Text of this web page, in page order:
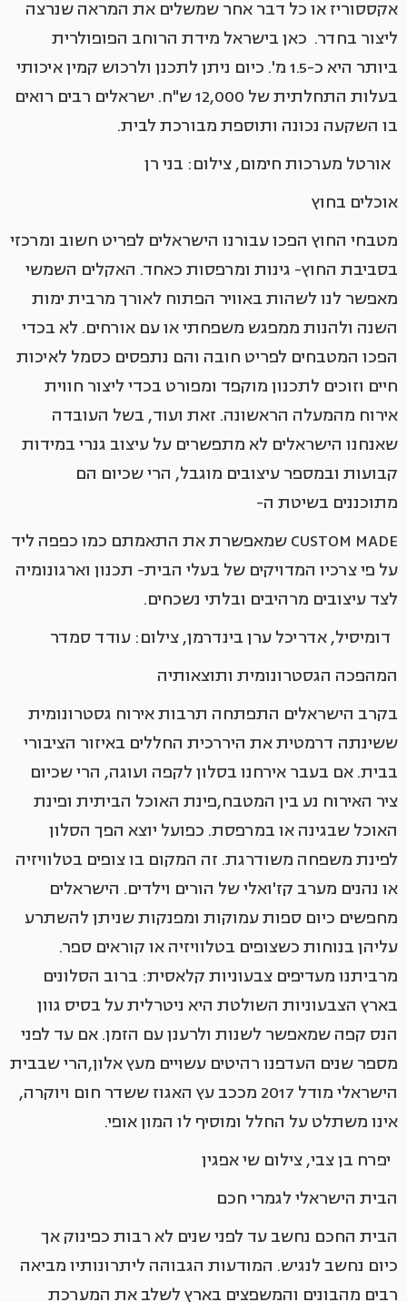
אקססוריז או כל דבר אחר שמשלים את המראה שנרצה
ליצור בחדר. כאן בישראל מידת הרוחב הפופולרית
ביותר היא כ-1.5 מ'. כיום ניתן לתכנן ולרכוש קמין איכותי
בעלות התחלתית של 12,000 ש"ח. ישראלים רבים רואים
בו השקעה נכונה ותוספת מבורכת לבית.
אורטל מערכות חימום, צילום: בני רן
אוכלים בחוץ
מטבחי החוץ הפכו עבורנו הישראלים לפריט חשוב ומרכזי
בסביבת החוץ- גינות ומרפסות כאחד. האקלים השמשי
מאפשר לנו לשהות באוויר הפתוח לאורך מרבית ימות
השנה ולהנות ממפגש משפחתי או עם אורחים. לא בכדי
הפכו המטבחים לפריט חובה והם נתפסים כסמל לאיכות
חיים וזוכים לתכנון מוקפד ומפורט בכדי ליצור חווית
אירוח מהמעלה הראשונה. זאת ועוד, בשל העובדה
שאנחנו הישראלים לא מתפשרים על עיצוב גנרי במידות
קבועות ובמספר עיצובים מוגבל, הרי שכיום הם
מתוכננים בשיטת ה-
CUSTOM MADE שמאפשרת את התאמתם כמו כפפה ליד
על פי צרכיו המדויקים של בעלי הבית- תכנון וארגונומיה
לצד עיצובים מרהיבים ובלתי נשכחים.
דומיסיל, אדריכל ערן בינדרמן, צילום: עודד סמדר
המהפכה הגסטרונומית ותוצאותיה
בקרב הישראלים התפתחה תרבות אירוח גסטרונומית
ששינתה דרמטית את היררכית החללים באיזור הציבורי
בבית. אם בעבר אירחנו בסלון לקפה ועוגה, הרי שכיום
ציר האירוח נע בין המטבח,פינת האוכל הביתית ופינת
האוכל שבגינה או במרפסת. כפועל יוצא הפך הסלון
לפינת משפחה משודרגת. זה המקום בו צופים בטלוויזיה
או נהנים מערב קז'ואלי של הורים וילדים. הישראלים
מחפשים כיום ספות עמוקות ומפנקות שניתן להשתרע
עליהן בנוחות כשצופים בטלוויזיה או קוראים ספר.
מרביתנו מעדיפים צבעוניות קלאסית: ברוב הסלונים
בארץ הצבעוניות השולטת היא ניטרלית על בסיס גוון
הנס קפה שמאפשר לשנות ולרענן עם הזמן. אם עד לפני
מספר שנים העדפנו רהיטים עשויים מעץ אלון,הרי שבבית
הישראלי מודל 2017 מככב עץ האגוז ששדר חום ויוקרה,
אינו משתלט על החלל ומוסיף לו המון אופי.
יפרח בן צבי, צילום שי אפגין
הבית הישראלי לגמרי חכם
הבית החכם נחשב עד לפני שנים לא רבות כפינוק אך
כיום נחשב לנגיש. המודעות הגבוהה ליתרונותיו מביאה
רבים מהבונים והמשפצים בארץ לשלב את המערכת